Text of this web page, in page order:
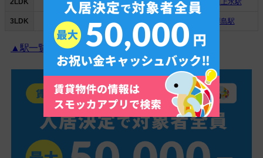
2LDK ▼武蔵砂川駅 ▼拝島駅 ▼玉川上水駅
3LDK ▼武蔵砂川駅 ▼西武立川駅 ▼拝島駅
▲駅一覧に戻る